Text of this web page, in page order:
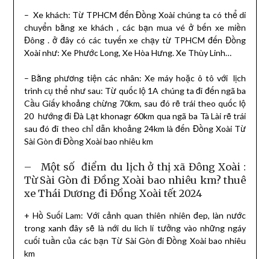
– Xe khách: Từ TPHCM đến Đồng Xoài chúng ta có thể di
chuyển bằng xe khách , các bạn mua vé ở bến xe miền
Đông . ở đây có các tuyến xe chạy từ TPHCM đến Đồng
Xoài như: Xe Phước Long, Xe Hòa Hưng. Xe Thùy Linh…
– Bằng phương tiện các nhân: Xe máy hoặc ô tô với lịch
trình cụ thể như sau: Từ quốc lộ 1A chúng ta đi đến ngã ba
Cầu Giấy khoảng chừng 70km, sau đó rẽ trái theo quốc lộ
20 hướng đi Đà Lạt khonagr 60km qua ngã ba Tà Lài rẽ trái
sau đó đi theo chỉ dẫn khoảng 24km là đến Đồng Xoài Từ
Sài Gòn đi Đồng Xoài bao nhiêu km
– Một số điểm du lịch ở thị xã Đông Xoài :
Từ Sài Gòn đi Đồng Xoài bao nhiêu km? thuê
xe Thái Dương đi Đồng Xoài tết 2024
+ Hồ Suối Lam: Với cảnh quan thiên nhiên đep, làn nước
trong xanh đây sẽ là nới du lich lí tưởng vào những ngáy
cuối tuần của các bạn Từ Sài Gòn đi Đồng Xoài bao nhiêu
km